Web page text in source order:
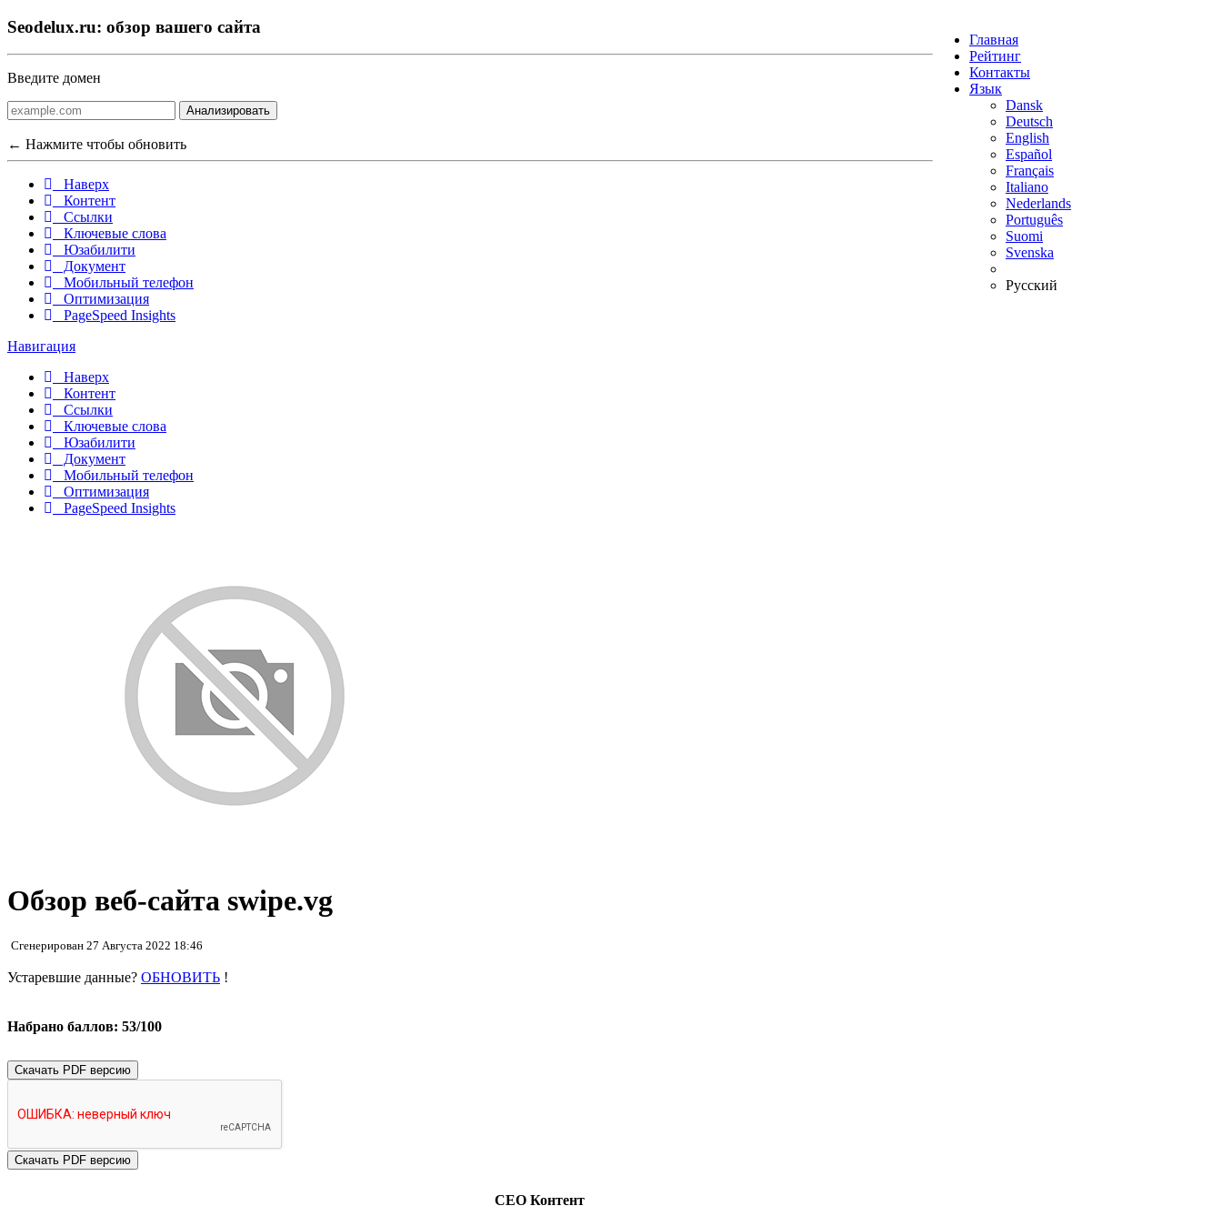
Главная
Рейтинг
Контакты
Язык
Dansk
Deutsch
English
Español
Français
Italiano
Nederlands
Português
Suomi
Svenska
Русский
Seodelux.ru: обзор вашего сайта
Введите домен
Анализировать
← Нажмите чтобы обновить
Наверх
Контент
Ссылки
Ключевые слова
Юзабилити
Документ
Мобильный телефон
Оптимизация
PageSpeed Insights
Навигация
Наверх
Контент
Ссылки
Ключевые слова
Юзабилити
Документ
Мобильный телефон
Оптимизация
PageSpeed Insights
Обзор веб-сайта swipe.vg
Сгенерирован 27 Августа 2022 18:46
Устаревшие данные? ОБНОВИТЬ !
Набрано баллов: 53/100
Скачать PDF версию
СЕО Контент